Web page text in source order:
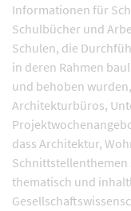
Informationen für
Schulbücher und
Schulen, die
in deren Rahmen
und behoben
Architekturbüros,
dass Architektur,
Schnittstellenthemen
thematisch und